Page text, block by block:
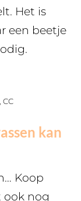
Het is
een beetje
, CC
kan
Koop
ook nog